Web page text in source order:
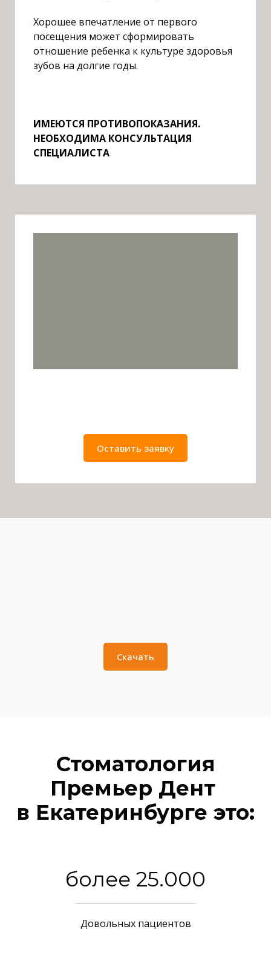
Хорошее впечатление от первого
посещения может сформировать
отношение ребенка к культуре здоровья
зубов на долгие годы.
ИМЕЮТСЯ ПРОТИВОПОКАЗАНИЯ.
НЕОБХОДИМА КОНСУЛЬТАЦИЯ
СПЕЦИАЛИСТА
Оставить заявку
Скачать
Стоматология
Премьер Дент
в Екатеринбурге это:
более 25.000
Довольных пациентов